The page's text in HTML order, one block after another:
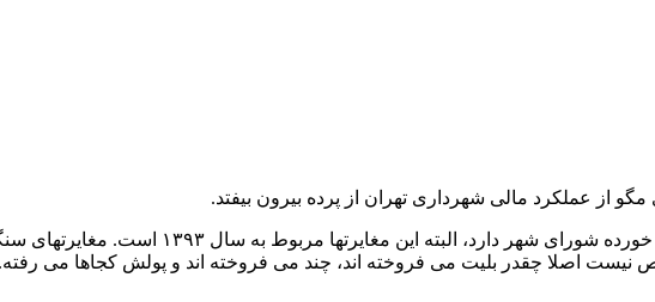
عملکرد مالی شهرداری تهران از پرده بیرون بیفتد.
شهرداری تهران مغایرت‌های زیادی در گزارش تلفیقی
اصلا چقدر بلیت می فروخته اند، چند می فروخته اند و پولش کجاها می رفته.